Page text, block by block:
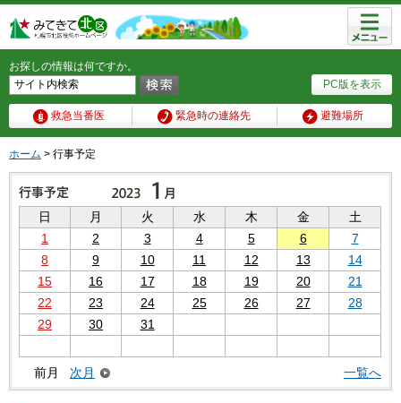
PC版を表示
お探しの情報は何ですか。
救急当番医 緊急時の連絡先 避難場所
メニュ
ー
ホーム > 行事予定
日 月 火 水 木 金
土
1
2 3 4 5 6
7
8
9 10 11 12 13
14
15
16 17 18 19 20
21
22
23 24 25 26 27
28
29
30 31
前月 次月 一覧へ